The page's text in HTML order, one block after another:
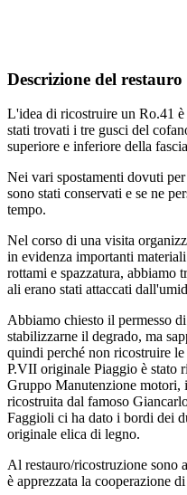
Descrizione del restauro
L'idea di ricostruire un Ro.41
stati trovati i tre gusci del
superiore e inferiore della
Nei vari spostamenti dovuti
sono stati conservati e se ne
tempo.
Nel corso di una visita
in evidenza importanti
rottami e spazzatura, abbiamo
ali erano stati attaccati
Abbiamo chiesto il permesso
stabilizzarne il degrado, ma
quindi perché non ricostruire
P.VII originale Piaggio è stato
Gruppo Manutenzione motori,
ricostruita dal famoso
Faggioli ci ha dato i bordi dei
originale elica di legno.
Al restauro/ricostruzione sono
è apprezzata la cooperazione